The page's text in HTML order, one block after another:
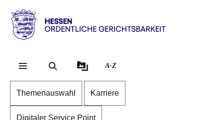
Direkt zum Kopf der
Direkt zum Inhalt
Direkt zum Fuß der
Hessen
Ordentliche
Gerichtsbarkeit
A-Z
Themenauswahl Karriere
Digitaler Service Point